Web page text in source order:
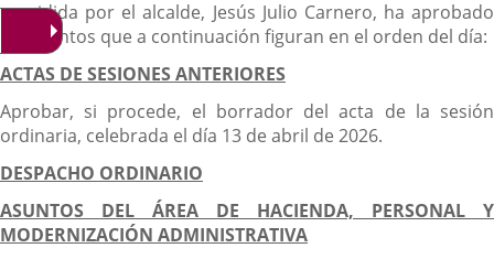
presidida por el alcalde, Jesús Julio Carnero, ha aprobado
los asuntos que a continuación figuran en el orden del día:
ACTAS DE SESIONES ANTERIORES
Aprobar, si procede, el borrador del acta de la sesión
ordinaria, celebrada el día 13 de abril de 2026.
DESPACHO ORDINARIO
ASUNTOS DEL ÁREA DE HACIENDA, PERSONAL Y
MODERNIZACIÓN ADMINISTRATIVA